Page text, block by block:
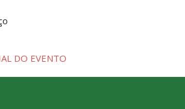
DO EVENTO